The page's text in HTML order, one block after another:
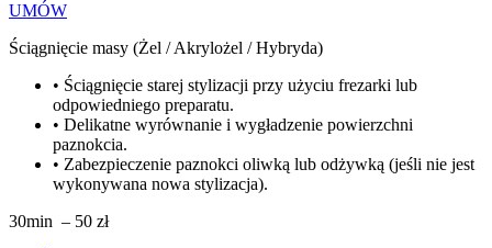
UMÓW
Ściągnięcie masy (Żel / Akrylożel / Hybryda)
• Ściągnięcie starej stylizacji przy użyciu frezarki lub
odpowiedniego preparatu.
• Delikatne wyrównanie i wygładzenie powierzchni
paznokcia.
• Zabezpieczenie paznokci oliwką lub odżywką (jeśli nie jest
wykonywana nowa stylizacja).
30min – 50 zł